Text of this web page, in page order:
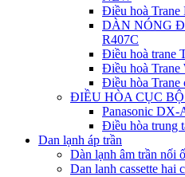
Điều hoà
DÀN NÓNG
R407C
Điều hoà trane
Điều hoà
Điều hòa Trane
ĐIỀU HÒA CỤC
Panasonic
Điều hòa trung
Dan lạnh áp trần
Dàn lạnh âm trần nối
Dan lanh cassette hai